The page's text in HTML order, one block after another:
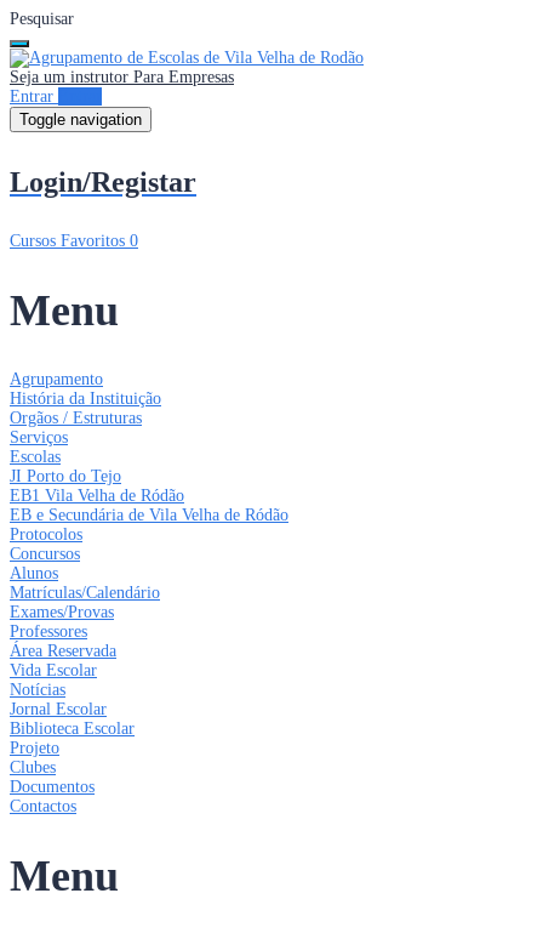
Pesquisar
Seja um instrutor Para Empresas
Entrar
Toggle navigation
Login/Registar
Cursos Favoritos 0
Menu
Agrupamento
História da Instituição
Orgãos / Estruturas
Serviços
Escolas
JI Porto do Tejo
EB1 Vila Velha de Ródão
EB e Secundária de Vila Velha de Ródão
Protocolos
Concursos
Alunos
Matrículas/Calendário
Exames/Provas
Professores
Área Reservada
Vida Escolar
Notícias
Jornal Escolar
Biblioteca Escolar
Projeto
Clubes
Documentos
Contactos
Menu